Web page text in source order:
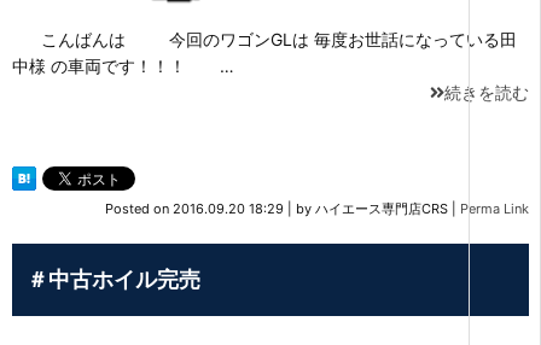
こんばんは 今回のワゴンGLは 毎度お世話になっている田
中様 の車両です！！！ …
続きを読む
Posted on 2016.09.20 18:29 by ハイエース専門店CRS Perma Link
＃中古ホイル完売